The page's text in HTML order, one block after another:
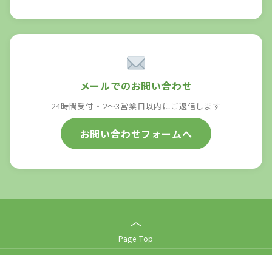
メールでのお問い合わせ
24時間受付・2〜3営業日以内にご返信します
お問い合わせフォームへ
︿
Page Top